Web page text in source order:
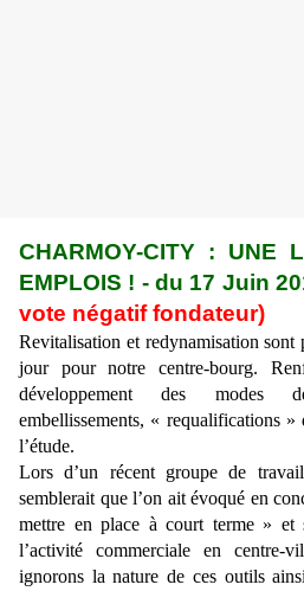
CHARMOY-CITY : UNE
EMPLOIS ! - du 17 Juin
vote négatif fondateur)
Revitalisation et redynamisation sont
jour pour notre centre-bourg.
développement des modes
embellissements, « requalifications »
l’étude.
Lors d’un récent groupe de
semblerait que l’on ait évoqué en
mettre en place à court terme » et
l’activité commerciale en centre-
ignorons la nature de ces outils